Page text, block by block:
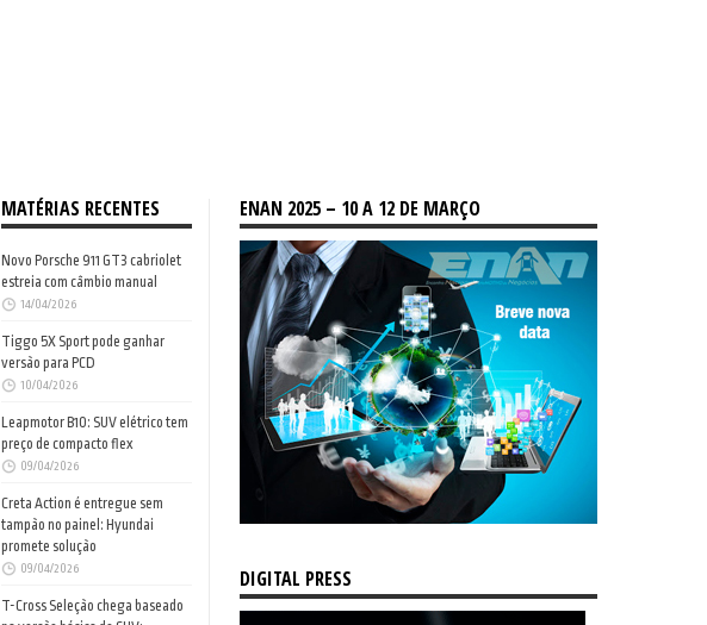
MATÉRIAS RECENTES
Novo Porsche 911 GT3 cabriolet
estreia com câmbio manual
14/04/2026
Tiggo 5X Sport pode ganhar
versão para PCD
10/04/2026
Leapmotor B10: SUV elétrico tem
preço de compacto flex
09/04/2026
Creta Action é entregue sem
tampão no painel: Hyundai
promete solução
09/04/2026
T-Cross Seleção chega baseado
ENAN 2025 – 10 A 12 DE MARÇO
DIGITAL PRESS